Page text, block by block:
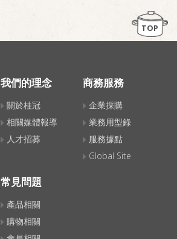
TOP
我們的理念
關於桂冠
相關媒體報導
人才招募
商務服務
企業採購
業務用型錄
服務據點
Global Site
常見問題
產品相關
購物相關